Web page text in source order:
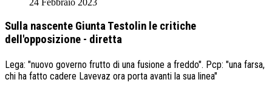
24 Febbraio 2023
Sulla nascente Giunta Testolin le critiche
dell'opposizione - diretta
Lega: "nuovo governo frutto di una fusione a freddo". Pcp: "una farsa,
chi ha fatto cadere Lavevaz ora porta avanti la sua linea"